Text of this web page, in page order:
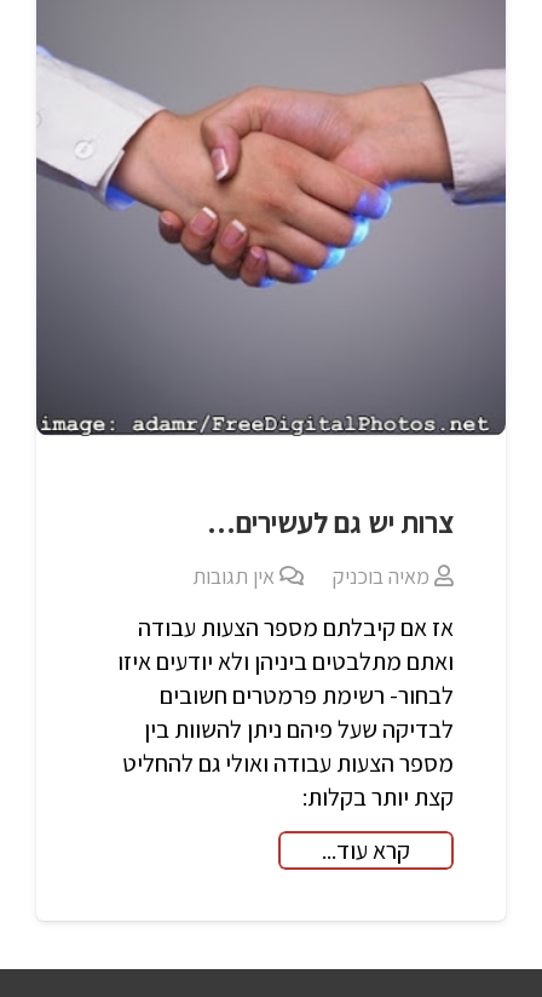
צרות יש גם לעשירים…
מאיה בוכניק אין תגובות
אז אם קיבלתם מספר הצעות עבודה
ואתם מתלבטים ביניהן ולא יודעים איזו
לבחור- רשימת פרמטרים חשובים
לבדיקה שעל פיהם ניתן להשוות בין
מספר הצעות עבודה ואולי גם להחליט
קצת יותר בקלות:
קרא עוד...